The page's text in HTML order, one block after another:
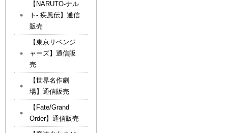
【NARUTO-ナル
ト- 疾風伝】通信
販売
【東京リベンジ
ャーズ】通信販
売
【世界名作劇
場】通信販売
【Fate/Grand
Order】通信販売